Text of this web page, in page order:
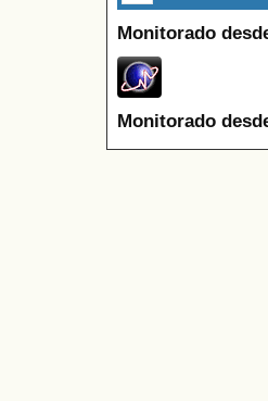
Monitorado
Monitorado